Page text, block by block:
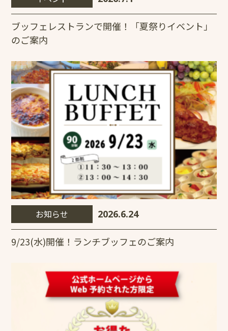
ブッフェレストランで開催！「夏祭りイベント」
のご案内
お知らせ 2026.6.24
9/23(水)開催！ランチブッフェのご案内